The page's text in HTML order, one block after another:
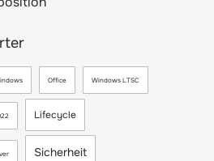
Office Windows LTSC
Lifecycle
Sicherheit